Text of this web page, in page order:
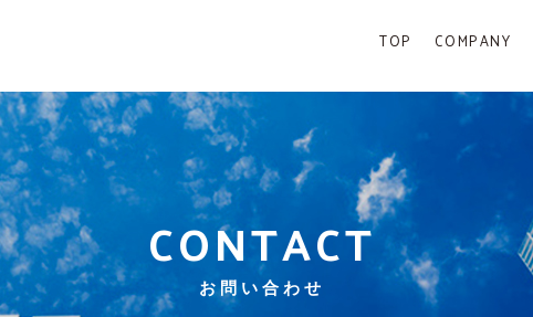
TOP COMPANY
CONTACT
お問い合わせ